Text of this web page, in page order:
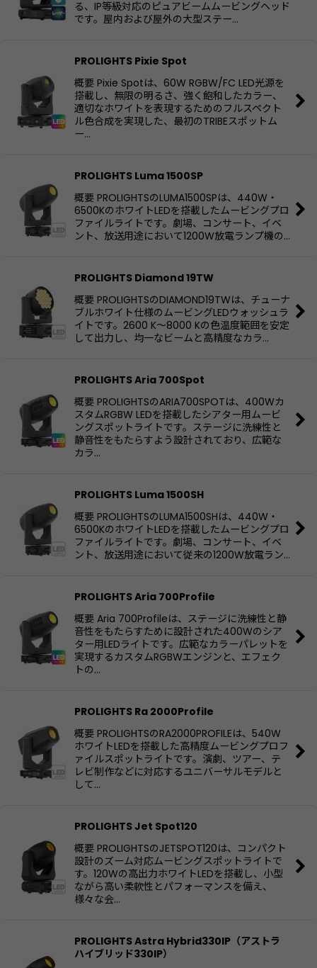
る、IP等級対応のピュアビームムービングヘッド
です。屋内および屋外の大型ステー…
PROLIGHTS Pixie Spot
概要 Pixie Spotは、60W RGBW/FC LED光源を
搭載し、無限の明るさ、強く飽和したカラー、
適切なホワイトを表現するためのフルスペクト
ル色合成を実現した、最初のTRIBEスポットム
ー…
PROLIGHTS Luma 1500SP
概要 PROLIGHTSのLUMA1500SPは、440W・
6500KのホワイトLEDを搭載したムービングプロ
ファイルライトです。劇場、コンサート、イベ
ント、放送用途において1200W放電ランプ機の…
PROLIGHTS Diamond 19TW
概要 PROLIGHTSのDIAMOND19TWは、チューナ
ブルホワイト仕様のムービングLEDウォッシュラ
イトです。2600 K〜8000 Kの色温度範囲を安定
して出力し、均一なビームと高精度なカラ…
PROLIGHTS Aria 700Spot
概要 PROLIGHTSのARIA700SPOTは、400Wカ
スタムRGBW LEDを搭載したシアター用ムービ
ングスポットライトです。ステージに洗練性と
静音性をもたらすよう設計されており、広範な
カラ…
PROLIGHTS Luma 1500SH
概要 PROLIGHTSのLUMA1500SHは、440W・
6500KのホワイトLEDを搭載したムービングプロ
ファイルライトです。劇場、コンサート、イベ
ント、放送用途において従来の1200W放電ラン…
PROLIGHTS Aria 700Profile
概要 Aria 700Profileは、ステージに洗練性と静
音性をもたらすために設計された400Wのシア
ター用LEDライトです。広範なカラーパレットを
実現するカスタムRGBWエンジンと、エフェク
トの…
PROLIGHTS Ra 2000Profile
概要 PROLIGHTSのRA2000PROFILEは、540W
ホワイトLEDを搭載した高精度ムービングプロフ
ァイルスポットライトです。演劇、ツアー、テ
レビ制作などに対応するユニバーサルモデルと
して…
PROLIGHTS Jet Spot120
概要 PROLIGHTSのJETSPOT120は、コンパクト
設計のズーム対応ムービングスポットライトで
す。120Wの高出力ホワイトLEDを搭載し、小型
ながら高い柔軟性とパフォーマンスを備え、
様々な会…
PROLIGHTS Astra Hybrid330IP（アストラ
ハイブリッド330IP）